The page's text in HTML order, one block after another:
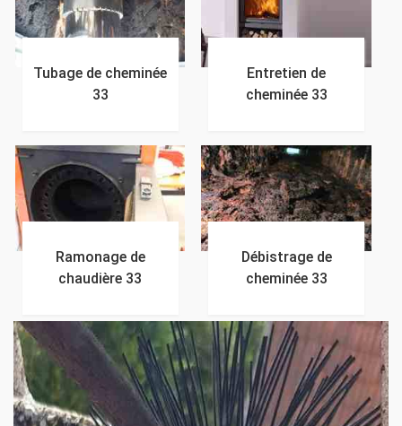
Tubage de cheminée
33
Entretien de
cheminée 33
Ramonage de
chaudière 33
Débistrage de
cheminée 33